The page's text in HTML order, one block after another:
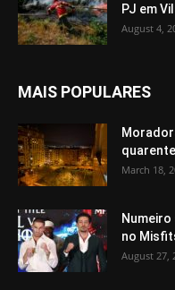
PJ em
August 4,
MAIS POPULARES
March 18,
no
August 27,